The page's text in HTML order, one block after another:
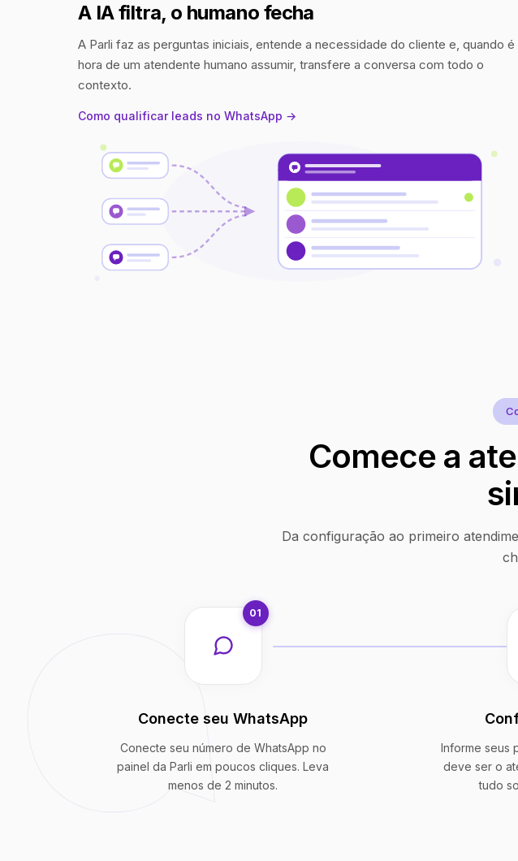
A IA filtra, o humano fecha
A Parli faz as perguntas iniciais, entende a necessidade do cliente e, quando é
hora de um atendente humano assumir, transfere a conversa com todo o
contexto.
Como qualificar leads no WhatsApp →
Comece a
Da configuração ao primeiro
01
Conecte seu WhatsApp
Conecte seu número de WhatsApp no
painel da Parli em poucos cliques. Leva
menos de 2 minutos.
Informe seus
deve ser o
tudo